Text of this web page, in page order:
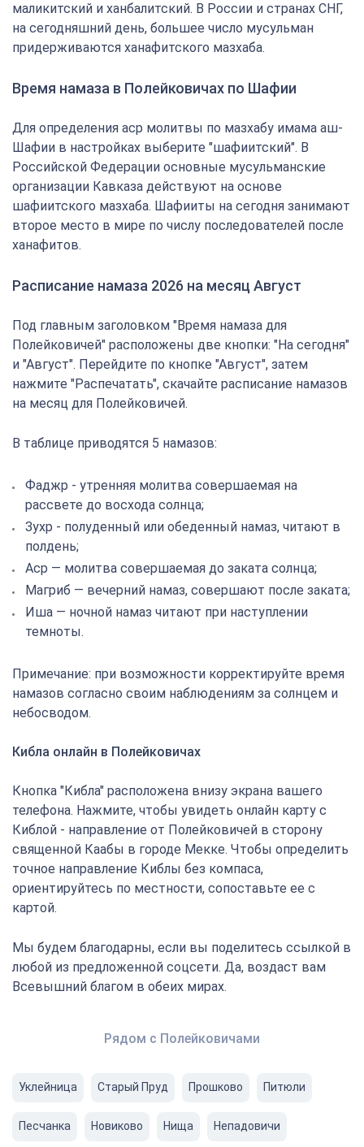
маликитский и ханбалитский. В России и странах СНГ,
на сегодняшний день, большее число мусульман
придерживаются ханафитского мазхаба.
Время намаза в Полейковичах по Шафии
Для определения аср молитвы по мазхабу имама аш-
Шафии в настройках выберите "шафиитский". В
Российской Федерации основные мусульманские
организации Кавказа действуют на основе
шафиитского мазхаба. Шафииты на сегодня занимают
второе место в мире по числу последователей после
ханафитов.
Расписание намаза 2026 на месяц Август
Под главным заголовком "Время намаза для
Полейковичей" расположены две кнопки: "На сегодня"
и "Август". Перейдите по кнопке "Август", затем
нажмите "Распечатать", скачайте расписание намазов
на месяц для Полейковичей.
В таблице приводятся 5 намазов:
Фаджр - утренняя молитва совершаемая на
рассвете до восхода солнца;
Зухр - полуденный или обеденный намаз, читают в
полдень;
Аср — молитва совершаемая до заката солнца;
Магриб — вечерний намаз, совершают после заката;
Иша — ночной намаз читают при наступлении
темноты.
Примечание: при возможности корректируйте время
намазов согласно своим наблюдениям за солнцем и
небосводом.
Кибла онлайн в Полейковичах
Кнопка "Кибла" расположена внизу экрана вашего
телефона. Нажмите, чтобы увидеть онлайн карту с
Киблой - направление от Полейковичей в сторону
священной Каабы в городе Мекке. Чтобы определить
точное направление Киблы без компаса,
ориентируйтесь по местности, сопоставьте ее с
картой.
Мы будем благодарны, если вы поделитесь ссылкой в
любой из предложенной соцсети. Да, воздаст вам
Всевышний благом в обеих мирах.
Рядом с Полейковичами
Уклейница Старый Пруд Прошково Питюли
Песчaнка Новиковo Нища Непадовичи